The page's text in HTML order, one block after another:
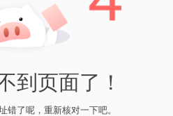
到页面了！
错了呢，重新核对一下吧。